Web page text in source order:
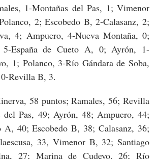
1-Montañas del Pas, 1; Vimenor
2; Escobedo B, 2-Calasanz, 2;
4; Ampuero, 4-Nueva Montaña, 0;
5-España de Cueto A, 0; Ayrón, 1-
1; Polanco, 3-Río Gándara de Soba,
Revilla B, 3.
58 puntos; Ramales, 56; Revilla
del Pas, 49; Ayrón, 48; Ampuero, 44;
A, 40; Escobedo B, 38; Calasanz, 36;
33, Vimenor B, 32; Santiago
27; Marina de Cudeyo, 26; Río